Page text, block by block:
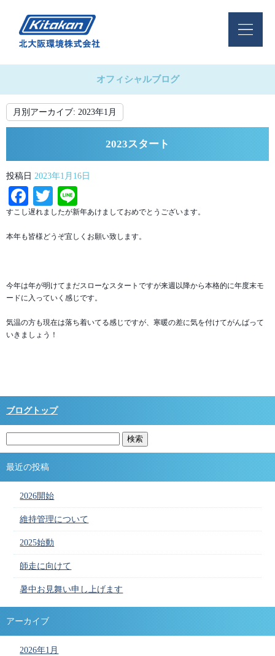
オフィシャルブログ
月別アーカイブ: 2023年1月
2023スタート
投稿日 2023年1月16日
Facebook
Twitter
すこし遅れましたが新年あけましておめでとうございます。
本年も皆様どうぞ宜しくお願い致します。
今年は年が明けてまだスローなスタートですが来週以降から本格的に年度末モ
ードに入っていく感じです。
気温の方も現在は落ち着いてる感じですが、寒暖の差に気を付けてがんばって
いきましょう！
ブログトップ
最近の投稿
2026開始
維持管理について
2025始動
師走に向けて
暑中お見舞い申し上げます
アーカイブ
2026年1月